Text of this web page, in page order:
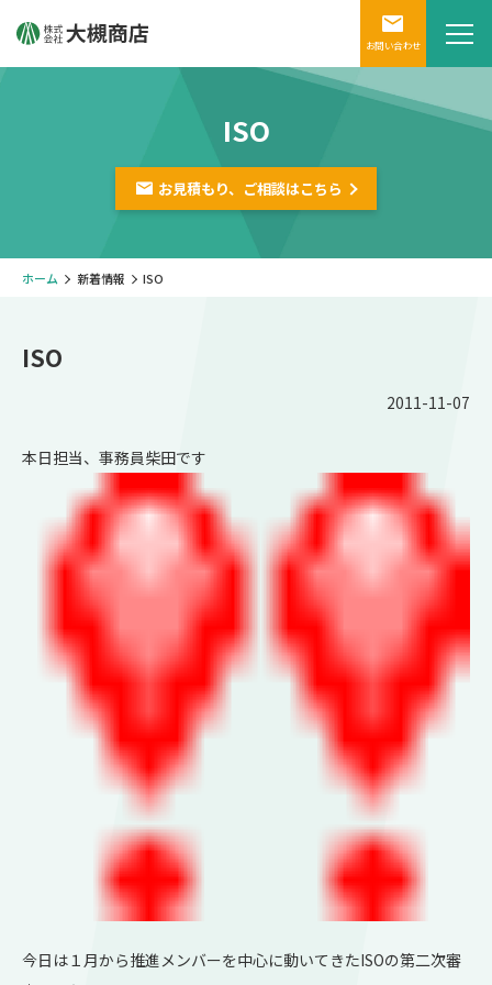
お問い合わせ
ISO
お見積もり、ご相談はこちら
ホーム 新着情報 ISO
ISO
2011-11-07
本日担当、事務員柴田です
今日は１月から推進メンバーを中心に動いてきたISOの第二次審